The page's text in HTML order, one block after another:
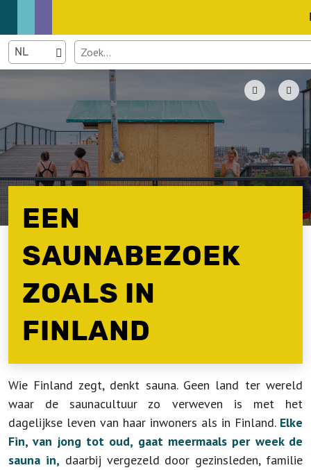
EEN
SAUNABEZOEK
ZOALS IN
FINLAND
Wie Finland zegt, denkt sauna. Geen land ter wereld
waar de saunacultuur zo verweven is met het
dagelijkse leven van haar inwoners als in Finland. Elke
Fin, van jong tot oud, gaat meermaals per week de
sauna in, daarbij vergezeld door gezinsleden, familie